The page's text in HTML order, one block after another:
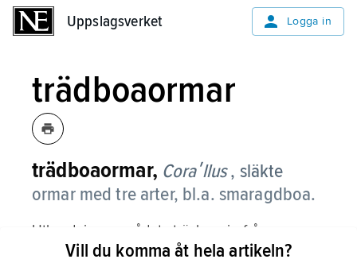
Uppslagsverket Logga in
trädboaormar
trädboaormar, Coraʹllus, släkte
ormar med tre arter, bl.a. smaragdboa.
Utbredningsområdet sträcker sig från
Nicaragua till Brasilien. De kan bli drygt 2 m
Vill du komma åt hela artikeln?